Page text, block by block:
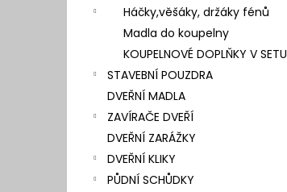
Háčky,věšáky, držáky fénů
Madla do koupelny
KOUPELNOVÉ DOPLŇKY V SETU
STAVEBNÍ POUZDRA
DVEŘNÍ MADLA
ZAVÍRAČE DVEŘÍ
DVEŘNÍ ZARÁŽKY
DVEŘNÍ KLIKY
PŮDNÍ SCHŮDKY